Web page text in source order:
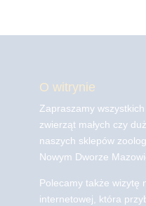
O witrynie
Zapraszamy
zwierząt małych czy
naszych sklepów
Nowym Dworze
Polecamy także wizytę
internetowej, która